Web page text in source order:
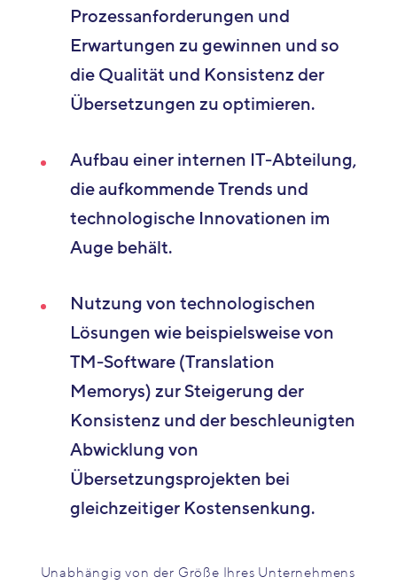
Prozessanforderungen und
Erwartungen zu gewinnen und so
die Qualität und Konsistenz der
Übersetzungen zu optimieren.
Aufbau einer internen IT-Abteilung,
die aufkommende Trends und
technologische Innovationen im
Auge behält.
Nutzung von technologischen
Lösungen wie beispielsweise von
TM-Software (Translation
Memorys) zur Steigerung der
Konsistenz und der beschleunigten
Abwicklung von
Übersetzungsprojekten bei
gleichzeitiger Kostensenkung.
Unabhängig von der Größe Ihres Unternehmens